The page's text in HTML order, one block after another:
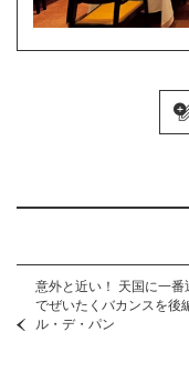
意外と近い！ 天国に一番
でぜいたくバカンスを後
ル・デ・パン